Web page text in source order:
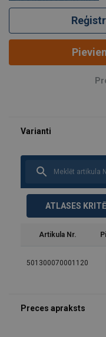
ATLASES
Artikula Nr.
501300070001120